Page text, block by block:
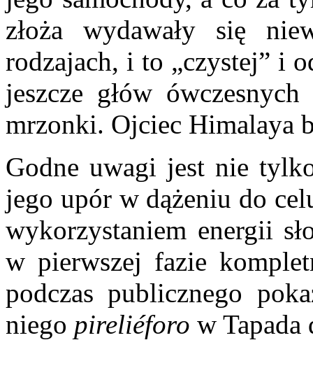
złoża wydawały się
rodzajach, i to „czystej” i
jeszcze głów
mrzonki. Ojciec Himalaya
Godne uwagi jest nie
jego upór w dążeniu do
wykorzystaniem energii
w pierwszej fazie
podczas publicznego
niego pireliéforo w Tapada